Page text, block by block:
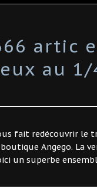
artic
au 1/
fait redécouvrir le
Angego. La
un superbe